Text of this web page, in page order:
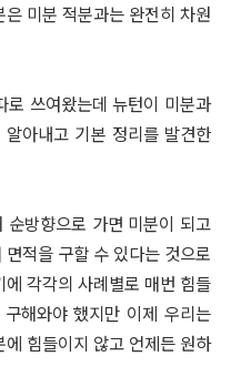
미분 적분과는 완전히 차원
로 쓰여왔는데 뉴턴이 미분과
아내고 기본 정리를 발견한
순방향으로 가면 미분이 되고
적을 구할 수 있다는 것으로
각각의 사례별로 매번 힘들
해와야 했지만 이제 우리는
힘들이지 않고 언제든 원하